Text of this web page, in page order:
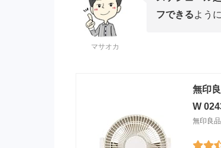
マサオカ
フできるよう
無印
W
無印良品